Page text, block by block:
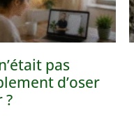
pas
d’oser
?